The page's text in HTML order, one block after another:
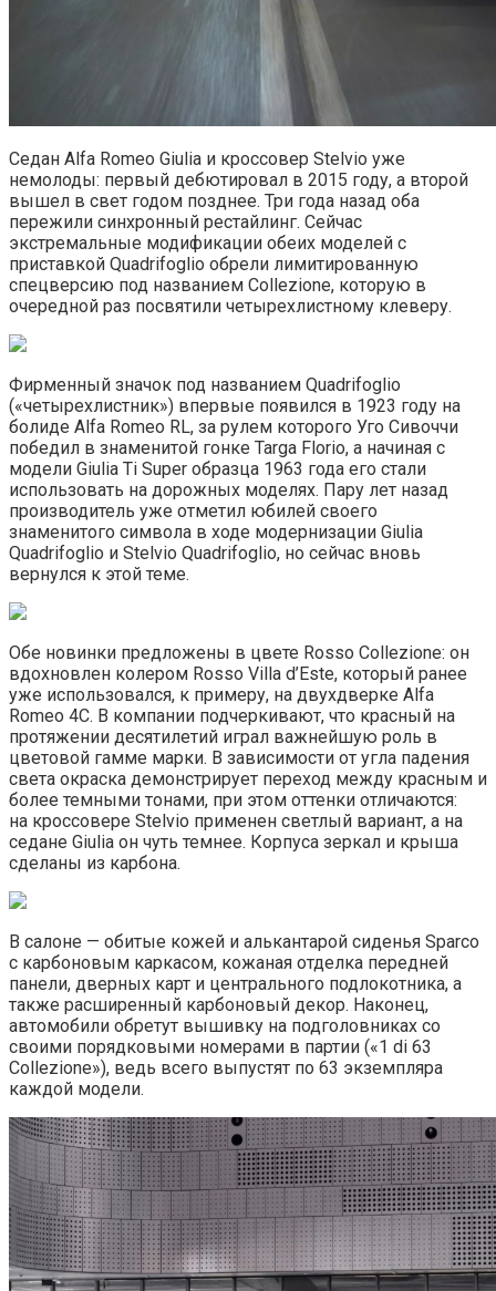
Седан Alfa Romeo Giulia и кроссовер Stelvio уже
немолоды: первый дебютировал в 2015 году, а второй
вышел в свет годом позднее. Три года назад оба
пережили синхронный рестайлинг. Сейчас
экстремальные модификации обеих моделей с
приставкой Quadrifoglio обрели лимитированную
спецверсию под названием Collezione, которую в
очередной раз посвятили четырехлистному клеверу.
Фирменный значок под названием Quadrifoglio
(«четырехлистник») впервые появился в 1923 году на
болиде Alfa Romeo RL, за рулем которого Уго Сивоччи
победил в знаменитой гонке Targa Florio, а начиная с
модели Giulia Ti Super образца 1963 года его стали
использовать на дорожных моделях. Пару лет назад
производитель уже отметил юбилей своего
знаменитого символа в ходе модернизации Giulia
Quadrifoglio и Stelvio Quadrifoglio, но сейчас вновь
вернулся к этой теме.
Обе новинки предложены в цвете Rosso Collezione: он
вдохновлен колером Rosso Villa d’Este, который ранее
уже использовался, к примеру, на двухдверке Alfa
Romeo 4C. В компании подчеркивают, что красный на
протяжении десятилетий играл важнейшую роль в
цветовой гамме марки. В зависимости от угла падения
света окраска демонстрирует переход между красным и
более темными тонами, при этом оттенки отличаются:
на кроссовере Stelvio применен светлый вариант, а на
седане Giulia он чуть темнее. Корпуса зеркал и крыша
сделаны из карбона.
В салоне — обитые кожей и алькантарой сиденья Sparco
с карбоновым каркасом, кожаная отделка передней
панели, дверных карт и центрального подлокотника, а
также расширенный карбоновый декор. Наконец,
автомобили обретут вышивку на подголовниках со
своими порядковыми номерами в партии («1 di 63
Collezione»), ведь всего выпустят по 63 экземпляра
каждой модели.